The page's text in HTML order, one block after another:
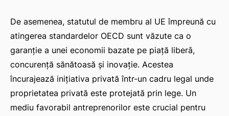
De asemenea, statutul de membru al UE împreună cu
atingerea standardelor OECD sunt văzute ca o
garanție a unei economii bazate pe piață liberǎ,
concurență sănătoasă și inovație. Acestea
încurajează inițiativa privată într-un cadru legal unde
proprietatea privată este protejată prin lege. Un
mediu favorabil antreprenorilor este crucial pentru